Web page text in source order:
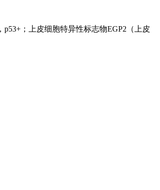
；上皮细胞特异性标志物EGP2（上皮